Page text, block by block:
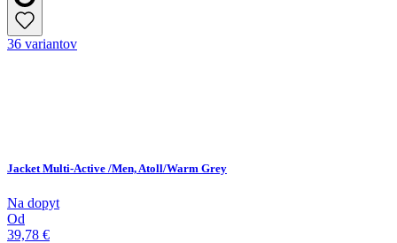
36 variantov
Jacket Multi-Active /Men, Atoll/Warm Grey
Na dopyt
Od
39,78 €